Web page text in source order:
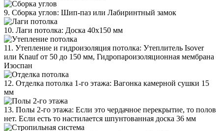
9. Сборка углов: Шип-паз или Лабиринтный замок
10. Лаги потолка: Доска 40х150 мм
11. Утепление и гидроизоляция потолка: Утеплитель Isover
или Knauf от 50 до 150 мм, Гидропароизоляционная мембрана
Изоспан
12. Отделка потолка 1-го этажа: Вагонка камерной сушки 15
мм
13. Полы 2-го этажа: Если это чердачное перекрытие, то полов
нет. Если есть то настилается шпунтованная доска 36 мм